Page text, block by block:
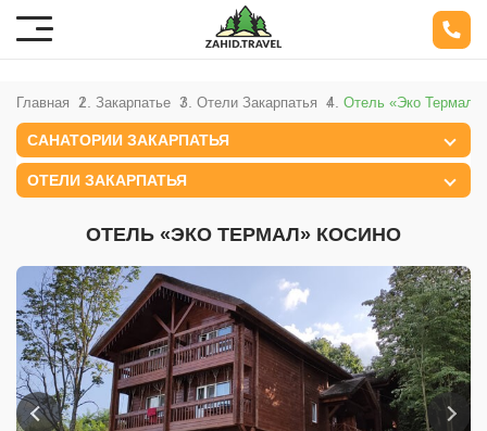
САНАТОРИИ ЗАКАРПАТЬЯ
ОТЕЛИ ЗАКАРПАТЬЯ
ОТЕЛЬ «ЭКО ТЕРМАЛ» КОСИНО
Главная Закарпатье Отели Закарпатья Отель «Эко Термал»